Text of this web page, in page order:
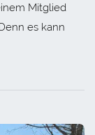
Mitglied
es kann